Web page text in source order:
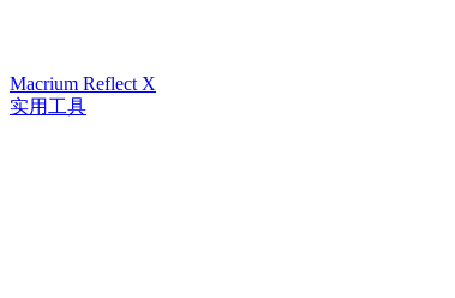
Macrium Reflect X
实用工具